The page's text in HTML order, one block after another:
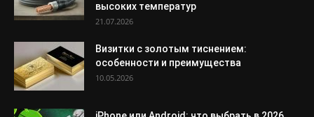
высоких температур
21.07.2026
Визитки с золотым тиснением:
особенности и преимущества
10.05.2026